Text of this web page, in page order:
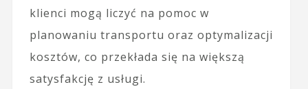
klienci mogą liczyć na pomoc w
planowaniu transportu oraz optymalizacji
kosztów, co przekłada się na większą
satysfakcję z usługi.